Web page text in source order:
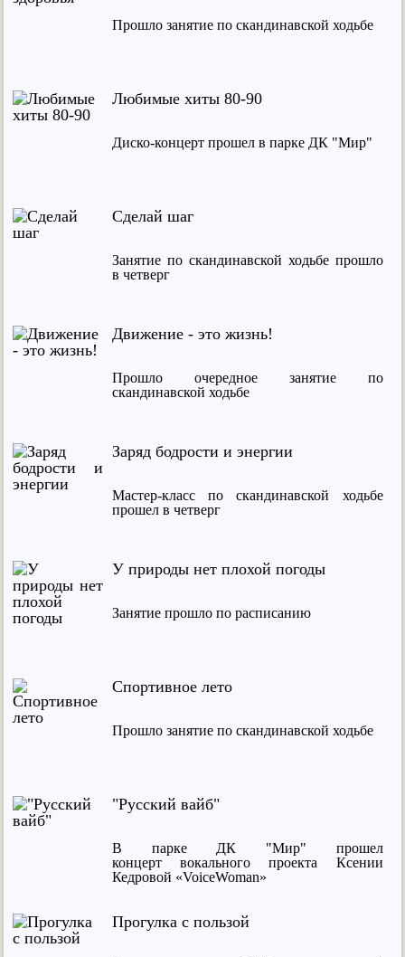
Прошло занятие по скандинавской ходьбе
Любимые хиты 80-90
Диско-концерт прошел в парке ДК "Мир"
Сделай шаг
Занятие по скандинавской ходьбе прошло
в четверг
Движение - это жизнь!
Прошло очередное занятие по
скандинавской ходьбе
Заряд бодрости и энергии
Мастер-класс по скандинавской ходьбе
прошел в четверг
У природы нет плохой погоды
Занятие прошло по расписанию
Спортивное лето
Прошло занятие по скандинавской ходьбе
"Русский вайб"
В парке ДК "Мир" прошел
концерт вокального проекта Ксении
Кедровой «VoiceWoman»
Прогулка с пользой